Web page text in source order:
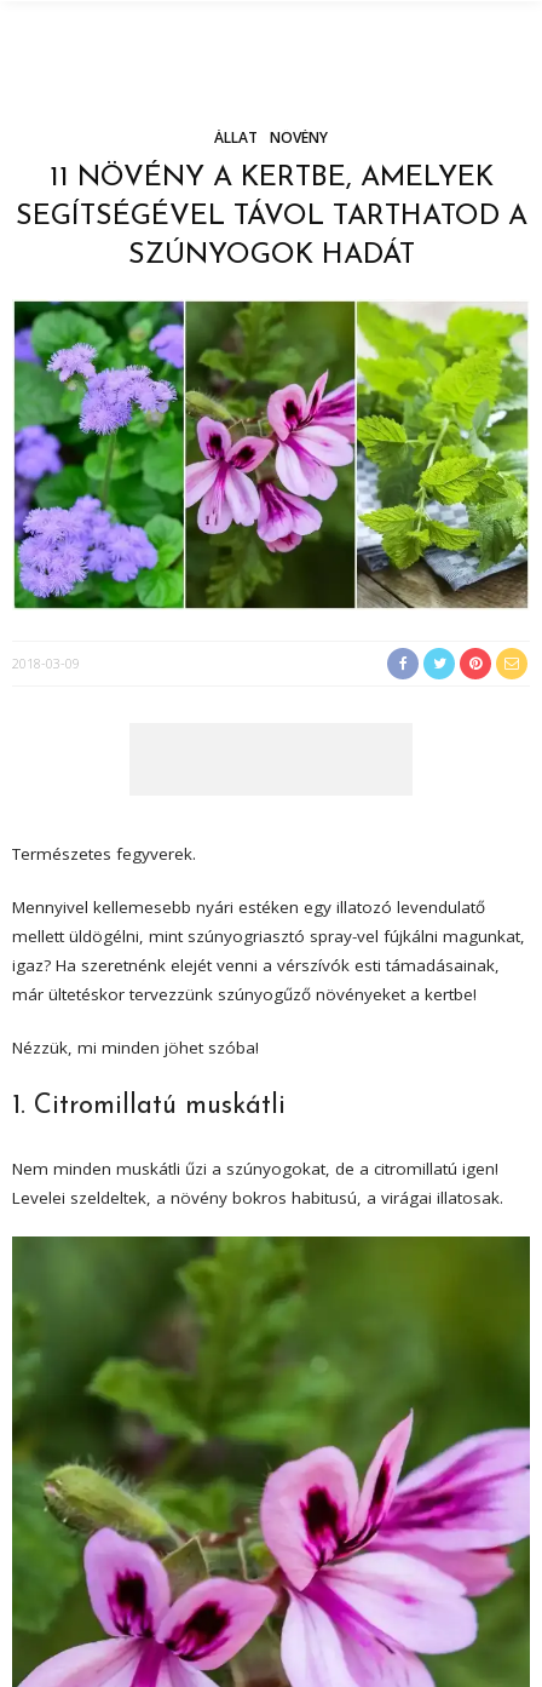
ÁLLAT NÖVÉNY
11 NÖVÉNY A KERTBE, AMELYEK
SEGÍTSÉGÉVEL TÁVOL TARTHATOD A
SZÚNYOGOK HADÁT
2018-03-09
Természetes fegyverek.
Mennyivel kellemesebb nyári estéken egy illatozó levendulatő
mellett üldögélni, mint szúnyogriasztó spray-vel fújkálni magunkat,
igaz? Ha szeretnénk elejét venni a vérszívók esti támadásainak,
már ültetéskor tervezzünk szúnyogűző növényeket a kertbe!
Nézzük, mi minden jöhet szóba!
1. Citromillatú muskátli
Nem minden muskátli űzi a szúnyogokat, de a citromillatú igen!
Levelei szeldeltek, a növény bokros habitusú, a virágai illatosak.